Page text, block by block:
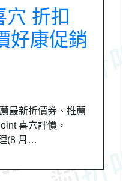
穴 折扣
好康促銷
最新折價券、推薦
喜穴評價，
(8 月…